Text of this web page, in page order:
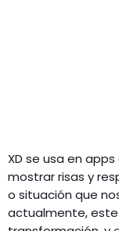
XD se usa en
mostrar risas y
o situación que
actualmente,